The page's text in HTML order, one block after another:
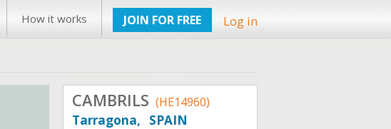
How it works JOIN FOR FREE Log in
CAMBRILS (HE14960)
Tarragona, SPAIN